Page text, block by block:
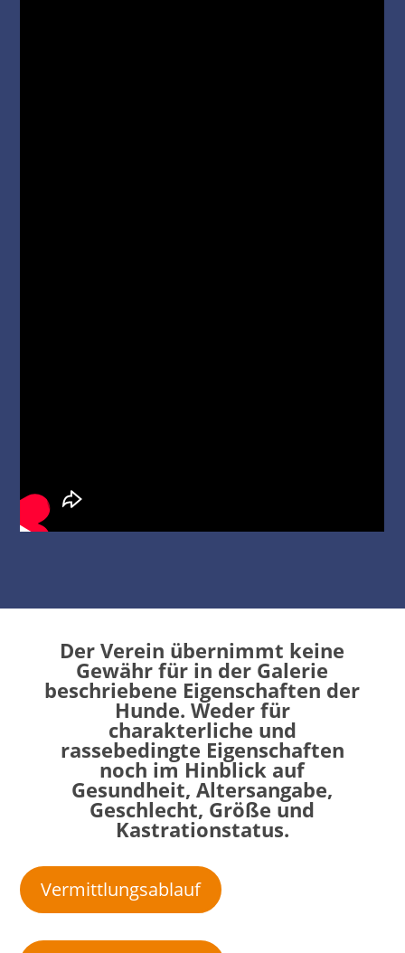
Der Verein übernimmt keine
Gewähr für in der Galerie
beschriebene Eigenschaften der
Hunde. Weder für
charakterliche und
rassebedingte Eigenschaften
noch im Hinblick auf
Gesundheit, Altersangabe,
Geschlecht, Größe und
Kastrationstatus.
Vermittlungsablauf